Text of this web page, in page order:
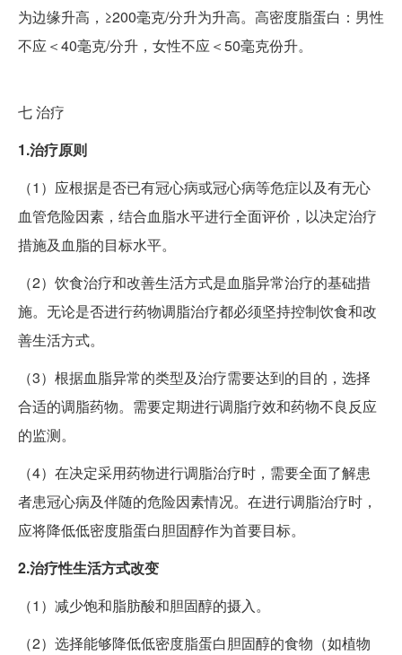
为边缘升高，≥200毫克/分升为升高。高密度脂蛋白：男性
不应＜40毫克/分升，女性不应＜50毫克份升。
七治疗
1.治疗原则
（1）应根据是否已有冠心病或冠心病等危症以及有无心
血管危险因素，结合血脂水平进行全面评价，以决定治疗
措施及血脂的目标水平。
（2）饮食治疗和改善生活方式是血脂异常治疗的基础措
施。无论是否进行药物调脂治疗都必须坚持控制饮食和改
善生活方式。
（3）根据血脂异常的类型及治疗需要达到的目的，选择
合适的调脂药物。需要定期进行调脂疗效和药物不良反应
的监测。
（4）在决定采用药物进行调脂治疗时，需要全面了解患
者患冠心病及伴随的危险因素情况。在进行调脂治疗时，
应将降低低密度脂蛋白胆固醇作为首要目标。
2.治疗性生活方式改变
（1）减少饱和脂肪酸和胆固醇的摄入。
（2）选择能够降低低密度脂蛋白胆固醇的食物（如植物